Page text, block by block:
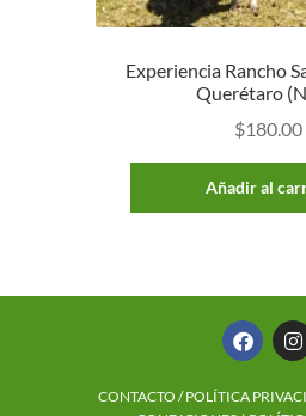
Experiencia Rancho
Querétaro
$180.00
Añadir al
CONTACTO /POLÍTICA